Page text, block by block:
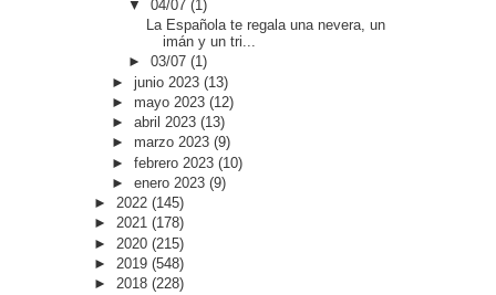
▼04/07(1)
La Española te regala una nevera, un
imán y un tri...
►03/07(1)
► junio 2023 (13)
► mayo 2023 (12)
► abril 2023 (13)
► marzo 2023 (9)
► febrero 2023 (10)
► enero 2023 (9)
► 2022 (145)
► 2021 (178)
► 2020 (215)
► 2019 (548)
► 2018 (228)